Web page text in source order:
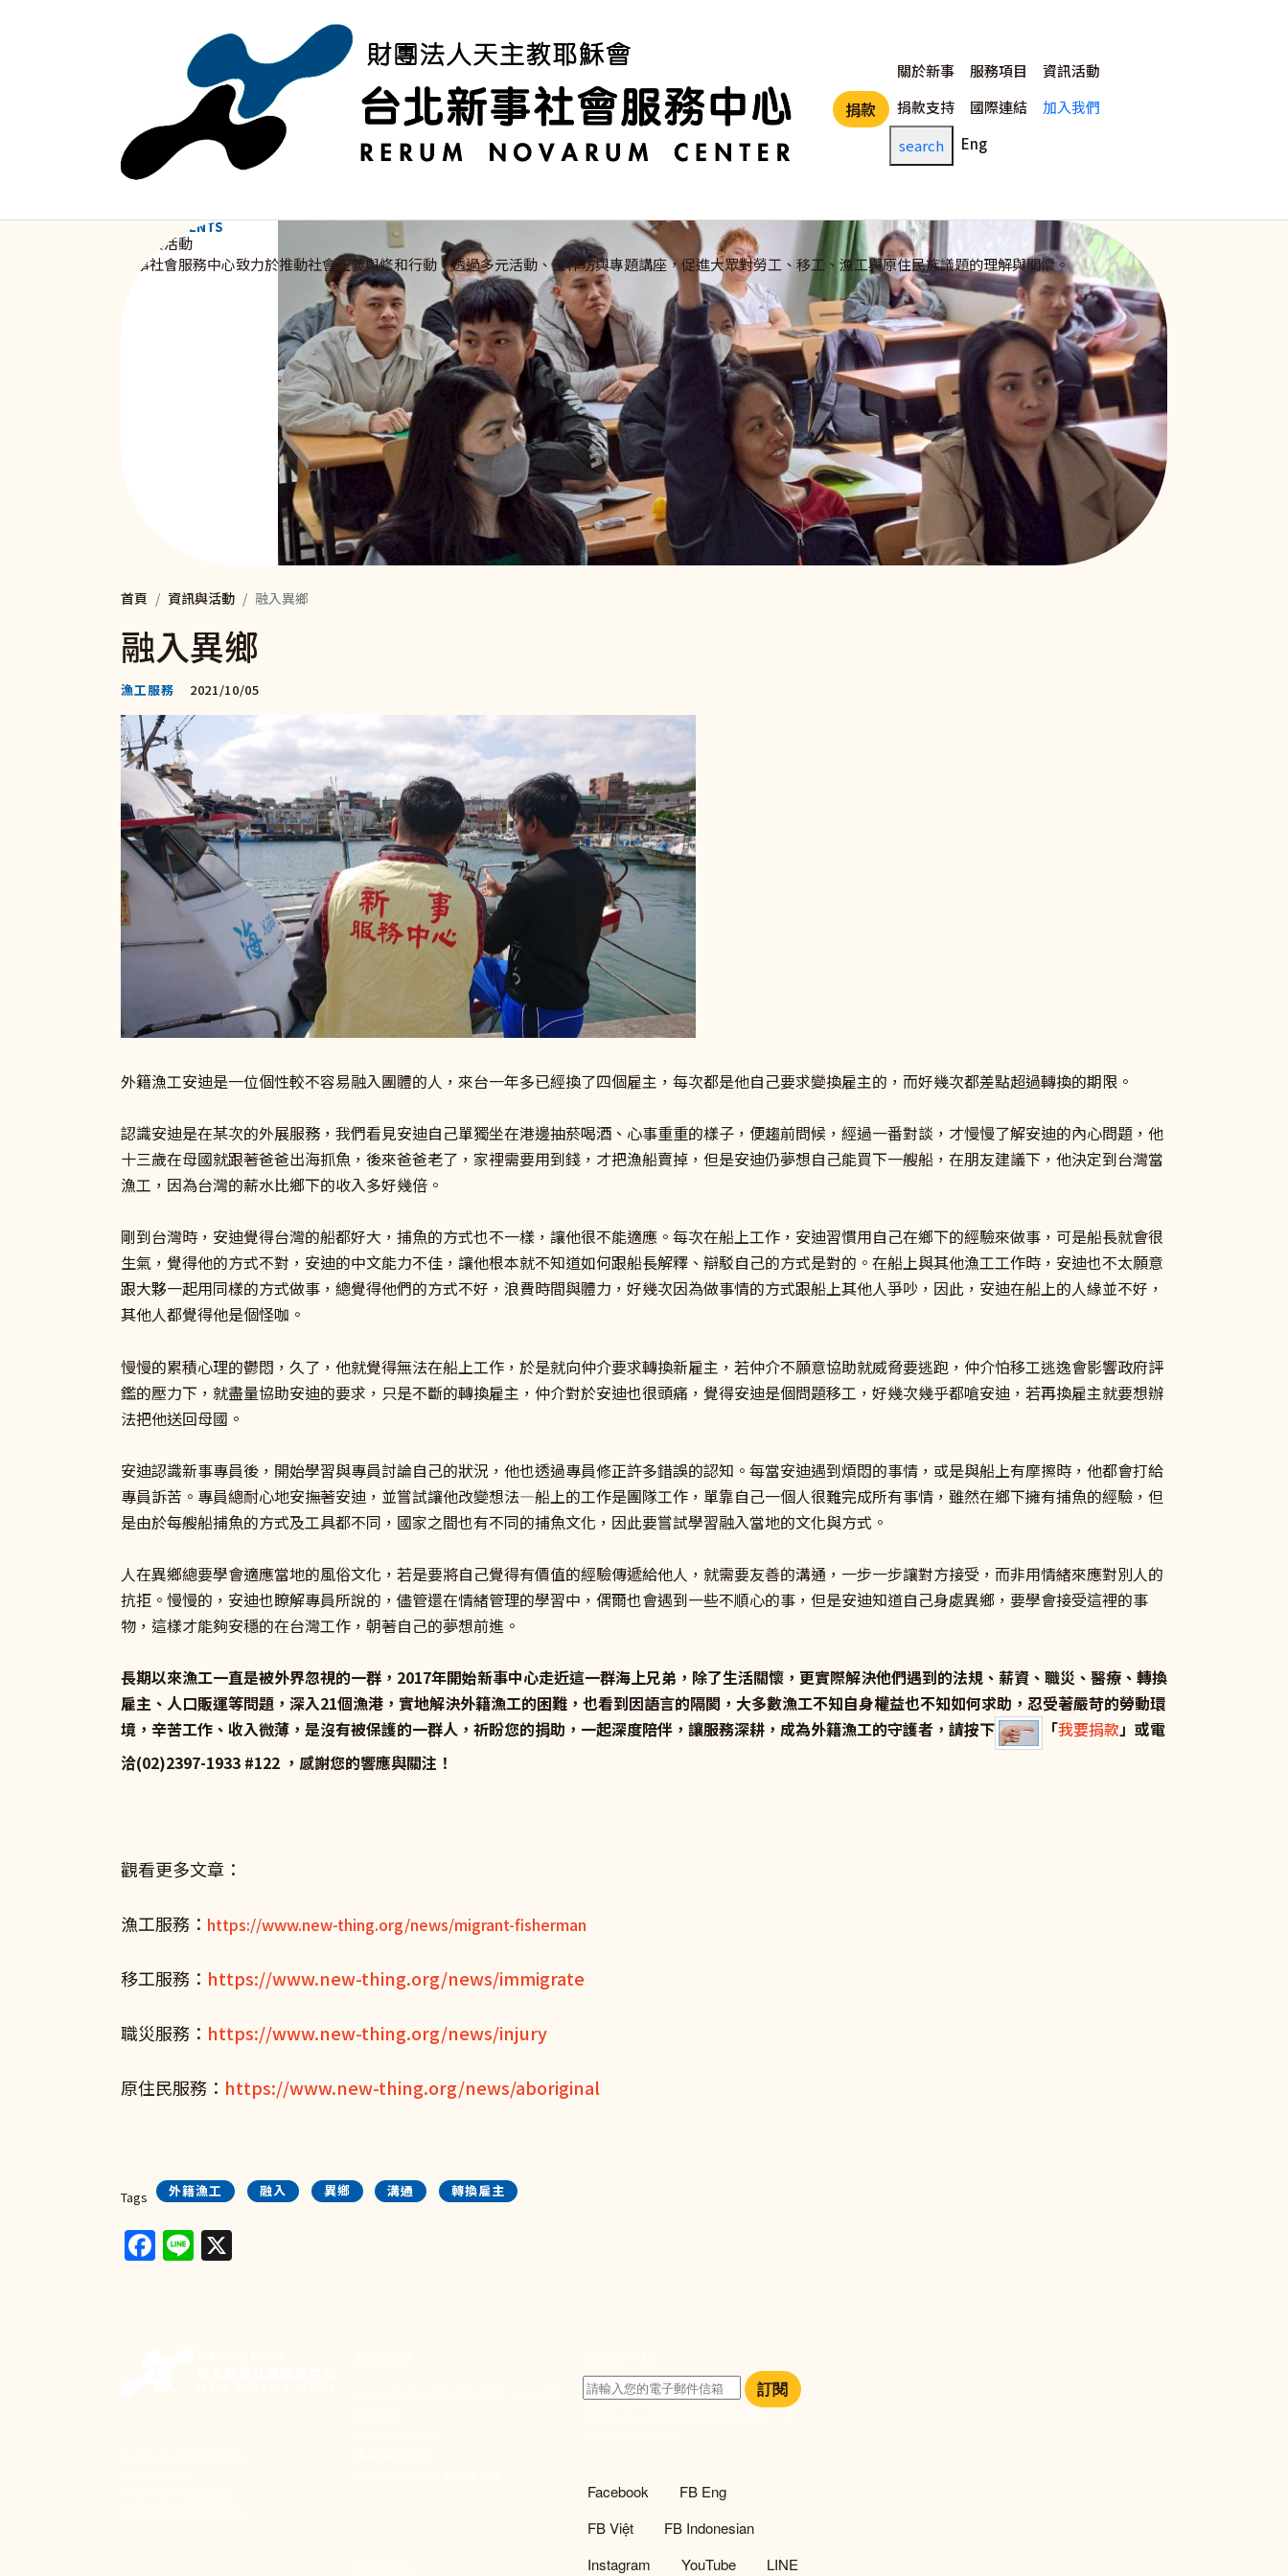
捐款
主選單
關於新事 服務項目
資訊活動
捐款支持
國際連結
加入我們
search
Eng
NEWS & EVENTS
資訊與活動
新事社會服務中心致力於推動社會正義與修和行動，透過多元活動、工作坊與專題講座，促進大眾對勞工、移工、漁工與原住民族議題的理解與關懷。
首頁 資訊與活動 融入異鄉
融入異鄉
漁工服務 2021/10/05
外籍漁工安迪是一位個性較不容易融入團體的人，來台一年多已經換了四個雇主，每次都是他自己要求變換雇主的，而好幾次都差點超過轉換的期限。
認識安迪是在某次的外展服務，我們看見安迪自己單獨坐在港邊抽菸喝酒、心事重重的樣子，便趨前問候，經過一番對談，才慢慢了解安迪的內心問題，他
十三歲在母國就跟著爸爸出海抓魚，後來爸爸老了，家裡需要用到錢，才把漁船賣掉，但是安迪仍夢想自己能買下一艘船，在朋友建議下，他決定到台灣當
漁工，因為台灣的薪水比鄉下的收入多好幾倍。
剛到台灣時，安迪覺得台灣的船都好大，捕魚的方式也不一樣，讓他很不能適應。每次在船上工作，安迪習慣用自己在鄉下的經驗來做事，可是船長就會很
生氣，覺得他的方式不對，安迪的中文能力不佳，讓他根本就不知道如何跟船長解釋、辯駁自己的方式是對的。在船上與其他漁工工作時，安迪也不太願意
跟大夥一起用同樣的方式做事，總覺得他們的方式不好，浪費時間與體力，好幾次因為做事情的方式跟船上其他人爭吵，因此，安迪在船上的人緣並不好，
其他人都覺得他是個怪咖。
慢慢的累積心理的鬱悶，久了，他就覺得無法在船上工作，於是就向仲介要求轉換新雇主，若仲介不願意協助就威脅要逃跑，仲介怕移工逃逸會影響政府評
鑑的壓力下，就盡量協助安迪的要求，只是不斷的轉換雇主，仲介對於安迪也很頭痛，覺得安迪是個問題移工，好幾次幾乎都嗆安迪，若再換雇主就要想辦
法把他送回母國。
安迪認識新事專員後，開始學習與專員討論自己的狀況，他也透過專員修正許多錯誤的認知。每當安迪遇到煩悶的事情，或是與船上有摩擦時，他都會打給
專員訴苦。專員總耐心地安撫著安迪，並嘗試讓他改變想法—船上的工作是團隊工作，單靠自己一個人很難完成所有事情，雖然在鄉下擁有捕魚的經驗，但
是由於每艘船捕魚的方式及工具都不同，國家之間也有不同的捕魚文化，因此要嘗試學習融入當地的文化與方式。
人在異鄉總要學會適應當地的風俗文化，若是要將自己覺得有價值的經驗傳遞給他人，就需要友善的溝通，一步一步讓對方接受，而非用情緒來應對別人的
抗拒。慢慢的，安迪也瞭解專員所說的，儘管還在情緒管理的學習中，偶爾也會遇到一些不順心的事，但是安迪知道自己身處異鄉，要學會接受這裡的事
物，這樣才能夠安穩的在台灣工作，朝著自己的夢想前進。
長期以來漁工一直是被外界忽視的一群，2017年開始新事中心走近這一群海上兄弟，除了生活關懷，更實際解決他們遇到的法規、薪資、職災、醫療、轉換
雇主、人口販運等問題，深入21個漁港，實地解決外籍漁工的困難，也看到因語言的隔閡，大多數漁工不知自身權益也不知如何求助，忍受著嚴苛的勞動環
境，辛苦工作、收入微薄，是沒有被保護的一群人，祈盼您的捐助，一起深度陪伴，讓服務深耕，成為外籍漁工的守護者，請按下
「我要捐款」或電
洽(02)2397-1933 #122 ，感謝您的響應與關注！
觀看更多文章：
漁工服務： https://www.new-thing.org/news/migrant-fisherman
移工服務： https://www.new-thing.org/news/immigrate
職災服務： https://www.new-thing.org/news/injury
原住民服務： https://www.new-thing.org/news/aboriginal
Tags 外籍漁工 融入 異鄉 溝通 轉換雇主
Facebook
Line
訂閱
社群選單
Facebook
FB Eng
FB Việt
FB Indonesian
Instagram
YouTube LINE